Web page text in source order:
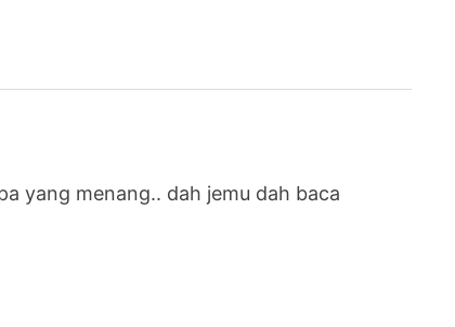
yang menang.. dah jemu dah baca